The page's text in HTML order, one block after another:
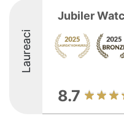
Laureaci
Jubiler
8.7